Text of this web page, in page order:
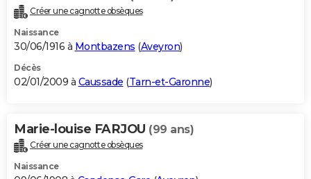
Créer une cagnotte obsèques
Naissance
30/06/1916 à Montbazens (Aveyron)
Décès
02/01/2009 à Caussade (Tarn-et-Garonne)
Marie-louise FARJOU (99 ans)
Créer une cagnotte obsèques
Naissance